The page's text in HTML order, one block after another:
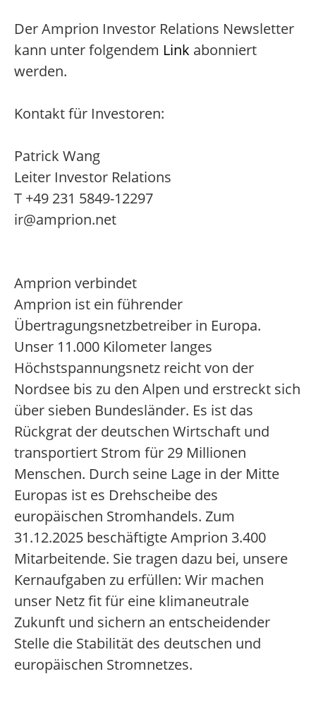
Der Amprion Investor Relations Newsletter
kann unter folgendem Link abonniert
werden.
Kontakt für Investoren:
Patrick Wang
Leiter Investor Relations
T +49 231 5849-12297
ir@amprion.net
Amprion verbindet
Amprion ist ein führender
Übertragungsnetzbetreiber in Europa.
Unser 11.000 Kilometer langes
Höchstspannungsnetz reicht von der
Nordsee bis zu den Alpen und erstreckt sich
über sieben Bundesländer. Es ist das
Rückgrat der deutschen Wirtschaft und
transportiert Strom für 29 Millionen
Menschen. Durch seine Lage in der Mitte
Europas ist es Drehscheibe des
europäischen Stromhandels. Zum
31.12.2025 beschäftigte Amprion 3.400
Mitarbeitende. Sie tragen dazu bei, unsere
Kernaufgaben zu erfüllen: Wir machen
unser Netz fit für eine klimaneutrale
Zukunft und sichern an entscheidender
Stelle die Stabilität des deutschen und
europäischen Stromnetzes.